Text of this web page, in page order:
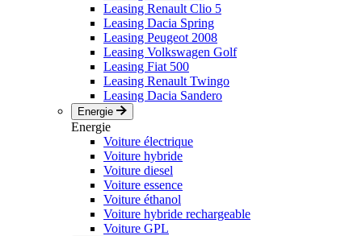
Leasing Renault Clio 5
Leasing Dacia Spring
Leasing Peugeot 2008
Leasing Volkswagen Golf
Leasing Fiat 500
Leasing Renault Twingo
Leasing Dacia Sandero
Energie
Energie
Voiture électrique
Voiture hybride
Voiture diesel
Voiture essence
Voiture éthanol
Voiture hybride rechargeable
Voiture GPL